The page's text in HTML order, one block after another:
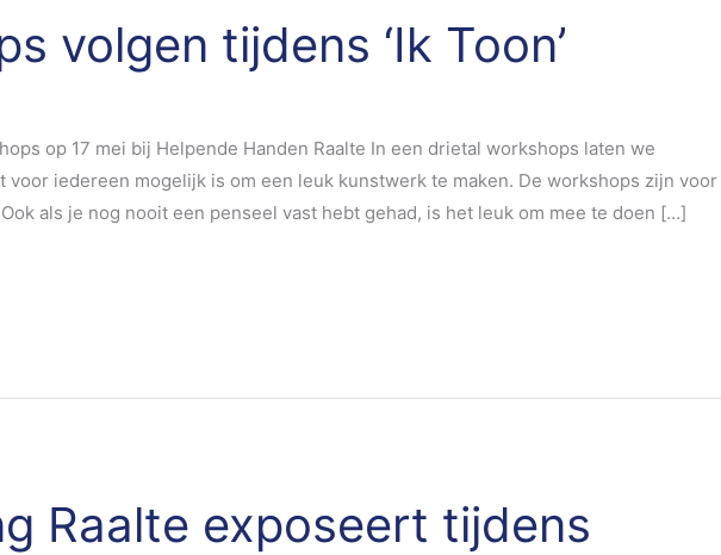
volgen tijdens ‘Ik Toon’
op 17 mei bij Helpende Handen Raalte In een drietal workshops laten we
voor iedereen mogelijk is om een leuk kunstwerk te maken. De workshops zijn voor
als je nog nooit een penseel vast hebt gehad, is het leuk om mee te doen […]
Raalte exposeert tijdens